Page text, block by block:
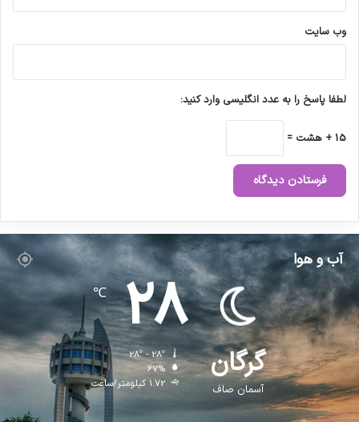
وب‌ سایت
لطفا پاسخ را به عدد انگلیسی وارد کنید:
15 + هشت =
آب و هوا
گرگان
آسمان صاف
28
℃
28º - 28º
67%
1.72 کیلومتر/ساعت